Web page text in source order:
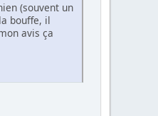
(souvent un
bouffe, il
avis ça